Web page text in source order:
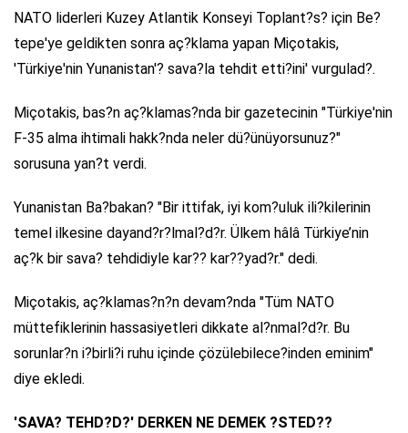
NATO liderleri Kuzey Atlantik Konseyi Toplant?s? için Be?
tepe'ye geldikten sonra aç?klama yapan Miçotakis,
'Türkiye'nin Yunanistan'? sava?la tehdit etti?ini' vurgulad?.
Miçotakis, bas?n aç?klamas?nda bir gazetecinin "Türkiye'nin
F-35 alma ihtimali hakk?nda neler dü?ünüyorsunuz?"
sorusuna yan?t verdi.
Yunanistan Ba?bakan? "Bir ittifak, iyi kom?uluk ili?kilerinin
temel ilkesine dayand?r?lmal?d?r. Ülkem hâlâ Türkiye’nin
aç?k bir sava? tehdidiyle kar?? kar??yad?r." dedi.
Miçotakis, aç?klamas?n?n devam?nda "Tüm NATO
müttefiklerinin hassasiyetleri dikkate al?nmal?d?r. Bu
sorunlar?n i?birli?i ruhu içinde çözülebilece?inden eminim"
diye ekledi.
'SAVA? TEHD?D?' DERKEN NE DEMEK ?STED??